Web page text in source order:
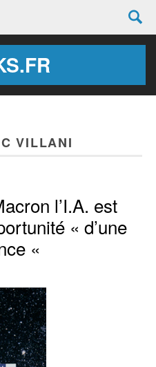
VILLANI
l’I.A. est
« d’une
«